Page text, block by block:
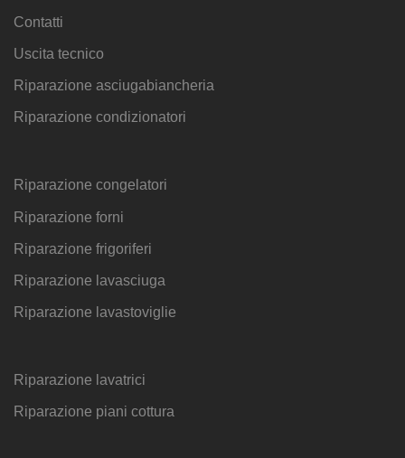
Contatti
Uscita tecnico
Riparazione asciugabiancheria
Riparazione condizionatori
Riparazione congelatori
Riparazione forni
Riparazione frigoriferi
Riparazione lavasciuga
Riparazione lavastoviglie
Riparazione lavatrici
Riparazione piani cottura